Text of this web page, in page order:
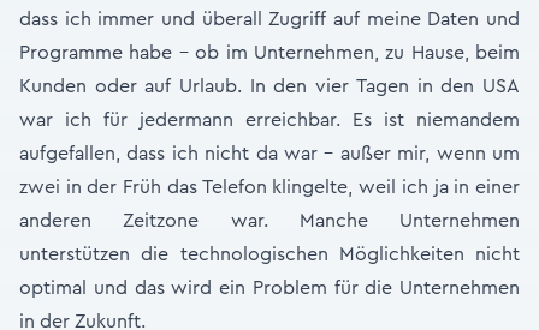
dass ich immer und überall Zugriff auf meine Daten und
Programme habe - ob im Unternehmen, zu Hause, beim
Kunden oder auf Urlaub. In den vier Tagen in den USA
war ich für jedermann erreichbar. Es ist niemandem
aufgefallen, dass ich nicht da war – außer mir, wenn um
zwei in der Früh das Telefon klingelte, weil ich ja in einer
anderen Zeitzone war. Manche Unternehmen
unterstützen die technologischen Möglichkeiten nicht
optimal und das wird ein Problem für die Unternehmen
in der Zukunft.